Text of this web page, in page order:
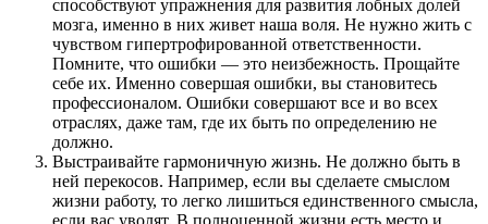
способствуют упражнения для развития лобных долей
мозга, именно в них живет наша воля. Не нужно жить с
чувством гипертрофированной ответственности.
Помните, что ошибки — это неизбежность. Прощайте
себе их. Именно совершая ошибки, вы становитесь
профессионалом. Ошибки совершают все и во всех
отраслях, даже там, где их быть по определению не
должно.
Выстраивайте гармоничную жизнь. Не должно быть в
ней перекосов. Например, если вы сделаете смыслом
жизни работу, то легко лишиться единственного смысла,
если вас уволят. В полноценной жизни есть место и